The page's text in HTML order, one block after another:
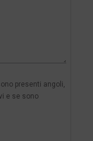
presenti angoli,
e se sono